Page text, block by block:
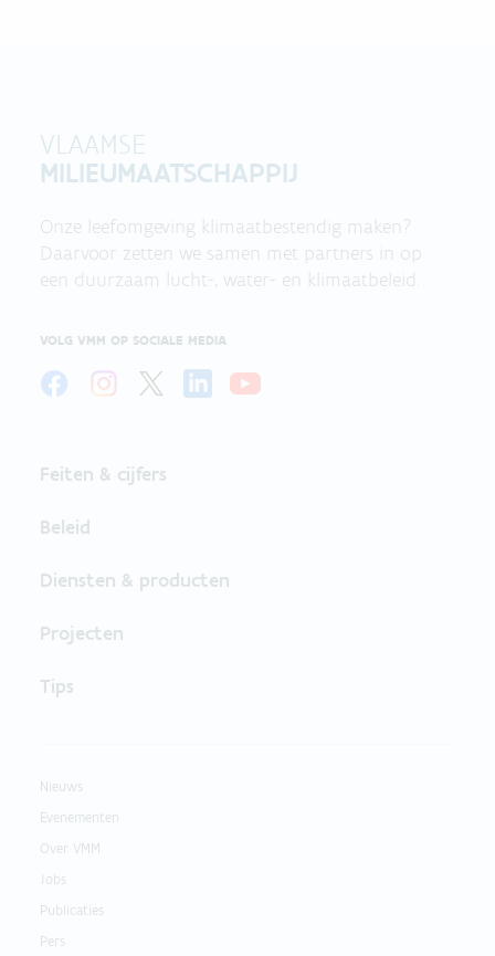
VLAAMSE
MILIEUMAATSCHAPPIJ
Onze leefomgeving klimaatbestendig maken?
Daarvoor zetten we samen met partners in op
een duurzaam lucht-, water- en klimaatbeleid.
VOLG VMM OP SOCIALE MEDIA
Feiten & cijfers
Beleid
Diensten & producten
Projecten
Tips
Nieuws
Evenementen
Over VMM
Jobs
Publicaties
Pers